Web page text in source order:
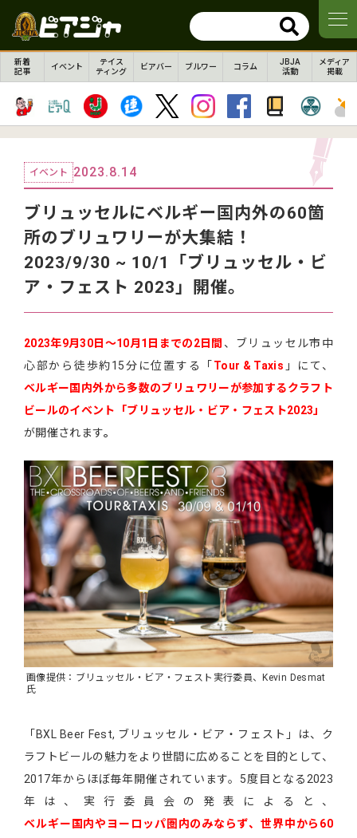
新着
記事
イベント
テイス
ティング
ビアバー ブルワー コラム
JBJA
活動
メディア
掲載
イベント 2023.8.14
ブリュッセルにベルギー国内外の60箇
所のブリュワリーが大集結！
2023/9/30 ~ 10/1「ブリュッセル・ビ
ア・フェスト 2023」開催。
2023年9月30日〜10月1日までの2日間 、ブリュッセル市中
心部から徒歩約15分に位置する「 Tour & Taxis 」にて、
ベルギー国内外から多数のブリュワリーが参加するクラフト
ビールのイベント「ブリュッセル・ビア・フェスト2023」
が開催されます。
画像提供：ブリュッセル・ビア・フェスト実行委員、Kevin Desmat
氏
「BXL Beer Fest, ブリュッセル・ビア・フェスト」は、ク
ラフトビールの魅力をより世間に広めることを目的として、
2017年からほぼ毎年開催されています。5度目となる2023
年は、実行委員会の発表によると、
ベルギー国内やヨーロッパ圏内のみならず、世界中から60